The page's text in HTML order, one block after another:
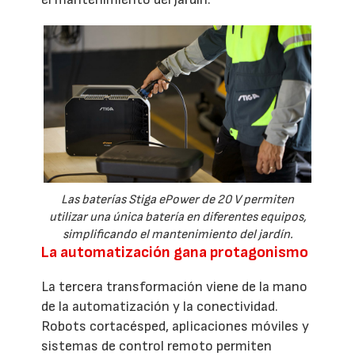
Las baterías Stiga ePower de 20 V permiten
utilizar una única batería en diferentes equipos,
simplificando el mantenimiento del jardín.
La automatización gana protagonismo
La tercera transformación viene de la mano
de la automatización y la conectividad.
Robots cortacésped, aplicaciones móviles y
sistemas de control remoto permiten